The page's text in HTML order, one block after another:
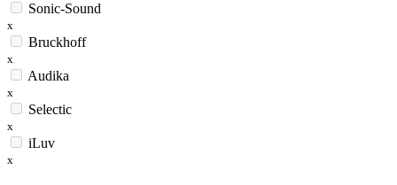
Sonic-Sound
x
Bruckhoff
x
Audika
x
Selectic
x
iLuv
x